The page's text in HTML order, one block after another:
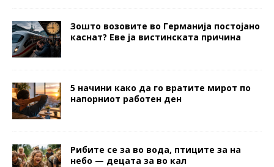
Зошто возовите во Германија постојано
каснат? Еве ја вистинската причина
5 начини како да го вратите мирот по
напорниот работен ден
Рибите се за во вода, птиците за на
небо — децата за во кал